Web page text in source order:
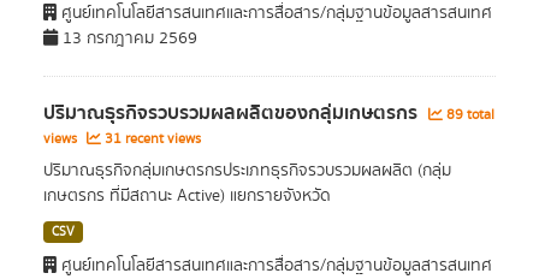
ศูนย์เทคโนโลยีสารสนเทศและการสื่อสาร/กลุ่มฐานข้อมูลสารสนเทศ
13 กรกฎาคม 2569
ปริมาณธุรกิจรวบรวมผลผลิตของกลุ่มเกษตรกร
89 total
views
31 recent views
ปริมาณธุรกิจกลุ่มเกษตรกรประเภทธุรกิจรวบรวมผลผลิต (กลุ่ม
เกษตรกร ที่มีสถานะ Active) แยกรายจังหวัด
CSV
ศูนย์เทคโนโลยีสารสนเทศและการสื่อสาร/กลุ่มฐานข้อมูลสารสนเทศ